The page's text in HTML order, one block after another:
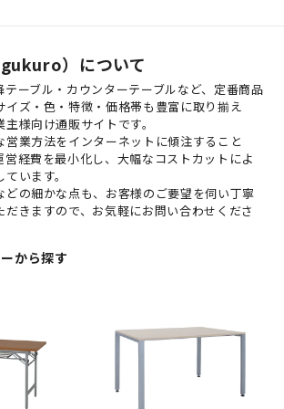
）について
テーブル・カウンターテーブルなど、定番商品
イズ・色・特徴・価格帯も豊富に取り揃え
様向け通販サイトです。
営業方法をインターネットに傾注すること
営経費を最小化し、大幅なコストカットによ
います。
どの細かな点も、お客様のご要望を伺い丁寧
だきますので、お気軽にお問い合わせくださ
から探す